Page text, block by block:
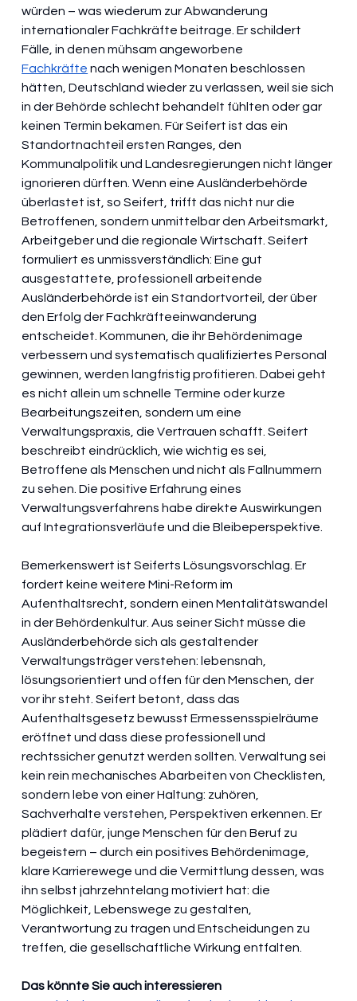
würden – was wiederum zur Abwanderung
internationaler Fachkräfte beitrage. Er schildert
Fälle, in denen mühsam angeworbene
Fachkräfte nach wenigen Monaten beschlossen
hätten, Deutschland wieder zu verlassen, weil sie sich
in der Behörde schlecht behandelt fühlten oder gar
keinen Termin bekamen. Für Seifert ist das ein
Standortnachteil ersten Ranges, den
Kommunalpolitik und Landesregierungen nicht länger
ignorieren dürften. Wenn eine Ausländerbehörde
überlastet ist, so Seifert, trifft das nicht nur die
Betroffenen, sondern unmittelbar den Arbeitsmarkt,
Arbeitgeber und die regionale Wirtschaft. Seifert
formuliert es unmissverständlich: Eine gut
ausgestattete, professionell arbeitende
Ausländerbehörde ist ein Standortvorteil, der über
den Erfolg der Fachkräfteeinwanderung
entscheidet. Kommunen, die ihr Behördenimage
verbessern und systematisch qualifiziertes Personal
gewinnen, werden langfristig profitieren. Dabei geht
es nicht allein um schnelle Termine oder kurze
Bearbeitungszeiten, sondern um eine
Verwaltungspraxis, die Vertrauen schafft. Seifert
beschreibt eindrücklich, wie wichtig es sei,
Betroffene als Menschen und nicht als Fallnummern
zu sehen. Die positive Erfahrung eines
Verwaltungsverfahrens habe direkte Auswirkungen
auf Integrationsverläufe und die Bleibeperspektive.
Bemerkenswert ist Seiferts Lösungsvorschlag. Er
fordert keine weitere Mini-Reform im
Aufenthaltsrecht, sondern einen Mentalitätswandel
in der Behördenkultur. Aus seiner Sicht müsse die
Ausländerbehörde sich als gestaltender
Verwaltungsträger verstehen: lebensnah,
lösungsorientiert und offen für den Menschen, der
vor ihr steht. Seifert betont, dass das
Aufenthaltsgesetz bewusst Ermessensspielräume
eröffnet und dass diese professionell und
rechtssicher genutzt werden sollten. Verwaltung sei
kein rein mechanisches Abarbeiten von Checklisten,
sondern lebe von einer Haltung: zuhören,
Sachverhalte verstehen, Perspektiven erkennen. Er
plädiert dafür, junge Menschen für den Beruf zu
begeistern – durch ein positives Behördenimage,
klare Karrierewege und die Vermittlung dessen, was
ihn selbst jahrzehntelang motiviert hat: die
Möglichkeit, Lebenswege zu gestalten,
Verantwortung zu tragen und Entscheidungen zu
treffen, die gesellschaftliche Wirkung entfalten.
Das könnte Sie auch interessieren